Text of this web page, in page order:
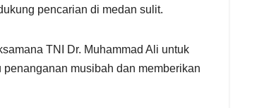
pencarian di medan sulit.
TNI Dr. Muhammad Ali untuk
musibah dan memberikan